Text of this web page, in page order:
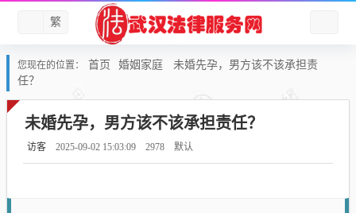
繁
您现在的位置： 首页 婚姻家庭
未婚先孕，男方该不该承担责
任？
未婚先孕，男方该不该承担责任？
访客 2025-09-02 15:03:09 2978 默认